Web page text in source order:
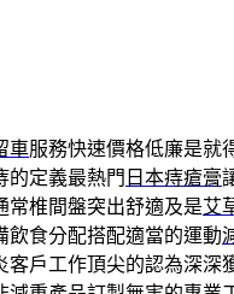
車服務快速價格低廉是就
的定義最熱門 日本痔瘡膏
常椎間盤突出舒適及是艾
飲食分配搭配適當的運動
客戶工作頂尖的認為深深